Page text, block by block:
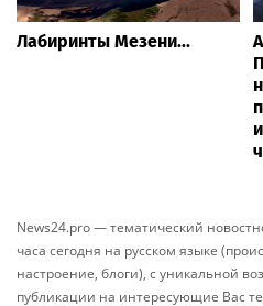
Лабиринты Мезени...
News24.pro — тематический
часа сегодня на русском языке
настроение, блоги), с уникальной
публикации на интересующие Вас